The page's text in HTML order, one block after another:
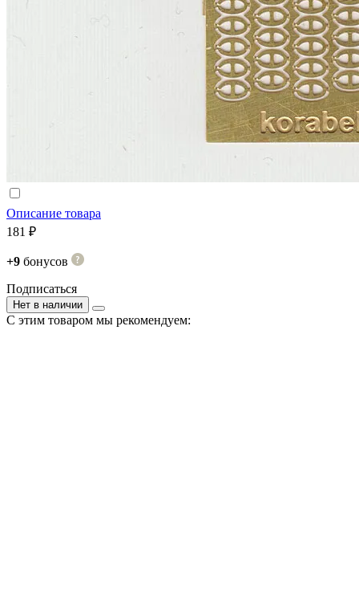
Описание товара
181 ₽
+9 бонусов
Подписаться
Нет в наличии
С этим товаром мы рекомендуем: